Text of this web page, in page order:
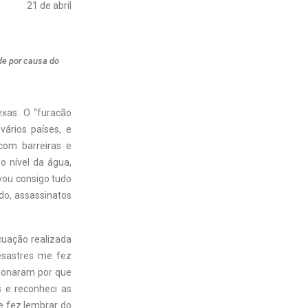
21 de abril
por causa do
O “furacão
países, e
barreiras e
nível da água,
consigo tudo
assassinatos
realizada
me fez
por que
e reconheci as
fez lembrar do